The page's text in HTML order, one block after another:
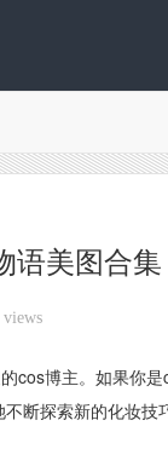
语美图合集
cos博主。如果你
断探索新的化妆技